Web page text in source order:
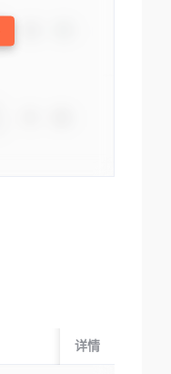
起运国/地区
详情